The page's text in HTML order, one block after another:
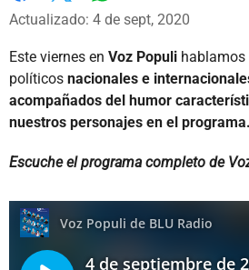
Facebook
X
Actualizado: 4 de sept, 2020
Este viernes en Voz Populi hablamos
políticos nacionales e
acompañados del humor
nuestros personajes en el programa.
Escuche el programa completo de